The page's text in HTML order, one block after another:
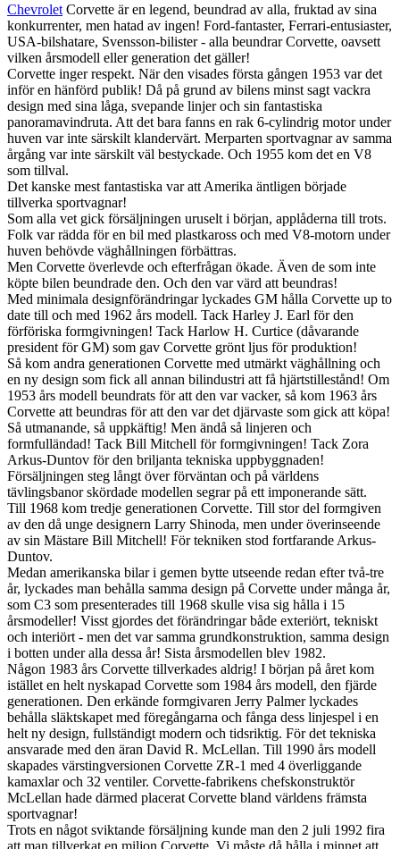
Chevrolet Corvette är en legend, beundrad av alla, fruktad av sina
konkurrenter, men hatad av ingen! Ford-fantaster, Ferrari-entusiaster,
USA-bilshatare, Svensson-bilister - alla beundrar Corvette, oavsett
vilken årsmodell eller generation det gäller!
Corvette inger respekt. När den visades första gången 1953 var det
inför en hänförd publik! Då på grund av bilens minst sagt vackra
design med sina låga, svepande linjer och sin fantastiska
panoramavindruta. Att det bara fanns en rak 6-cylindrig motor under
huven var inte särskilt klandervärt. Merparten sportvagnar av samma
årgång var inte särskilt väl bestyckade. Och 1955 kom det en V8
som tillval.
Det kanske mest fantastiska var att Amerika äntligen började
tillverka sportvagnar!
Som alla vet gick försäljningen uruselt i början, applåderna till trots.
Folk var rädda för en bil med plastkaross och med V8-motorn under
huven behövde väghållningen förbättras.
Men Corvette överlevde och efterfrågan ökade. Även de som inte
köpte bilen beundrade den. Och den var värd att beundras!
Med minimala designförändringar lyckades GM hålla Corvette up to
date till och med 1962 års modell. Tack Harley J. Earl för den
förföriska formgivningen! Tack Harlow H. Curtice (dåvarande
president för GM) som gav Corvette grönt ljus för produktion!
Så kom andra generationen Corvette med utmärkt väghållning och
en ny design som fick all annan bilindustri att få hjärtstillestånd! Om
1953 års modell beundrats för att den var vacker, så kom 1963 års
Corvette att beundras för att den var det djärvaste som gick att köpa!
Så utmanande, så uppkäftig! Men ändå så linjeren och
formfulländad! Tack Bill Mitchell för formgivningen! Tack Zora
Arkus-Duntov för den briljanta tekniska uppbyggnaden!
Försäljningen steg långt över förväntan och på världens
tävlingsbanor skördade modellen segrar på ett imponerande sätt.
Till 1968 kom tredje generationen Corvette. Till stor del formgiven
av den då unge designern Larry Shinoda, men under överinseende
av sin Mästare Bill Mitchell! För tekniken stod fortfarande Arkus-
Duntov.
Medan amerikanska bilar i gemen bytte utseende redan efter två-tre
år, lyckades man behålla samma design på Corvette under många år,
som C3 som presenterades till 1968 skulle visa sig hålla i 15
årsmodeller! Visst gjordes det förändringar både exteriört, tekniskt
och interiört - men det var samma grundkonstruktion, samma design
i botten under alla dessa år! Sista årsmodellen blev 1982.
Någon 1983 års Corvette tillverkades aldrig! I början på året kom
istället en helt nyskapad Corvette som 1984 års modell, den fjärde
generationen. Den erkände formgivaren Jerry Palmer lyckades
behålla släktskapet med föregångarna och fånga dess linjespel i en
helt ny design, fullständigt modern och tidsriktig. För det tekniska
ansvarade med den äran David R. McLellan. Till 1990 års modell
skapades värstingversionen Corvette ZR-1 med 4 överliggande
kamaxlar och 32 ventiler. Corvette-fabrikens chefskonstruktör
McLellan hade därmed placerat Corvette bland världens främsta
sportvagnar!
Trots en något sviktande försäljning kunde man den 2 juli 1992 fira
att man tillverkat en miljon Corvette. Vi måste då hålla i minnet att